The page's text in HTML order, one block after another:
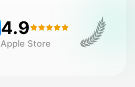
4.9
Apple Store